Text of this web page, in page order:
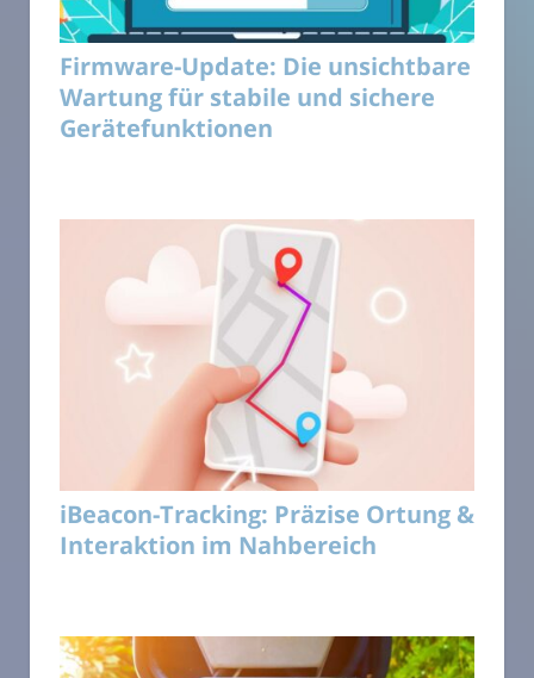
Firmware-Update: Die unsichtbare
Wartung für stabile und sichere
Gerätefunktionen
iBeacon-Tracking: Präzise Ortung &
Interaktion im Nahbereich